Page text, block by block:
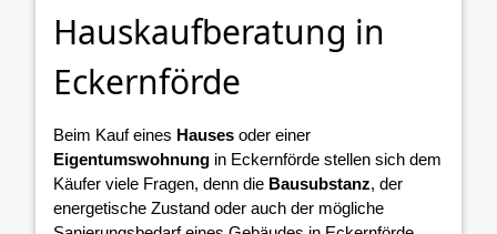
Hauskaufberatung in
Eckernförde
Beim Kauf eines Hauses oder einer
Eigentumswohnung in Eckernförde stellen sich dem
Käufer viele Fragen, denn die Bausubstanz, der
energetische Zustand oder auch der mögliche